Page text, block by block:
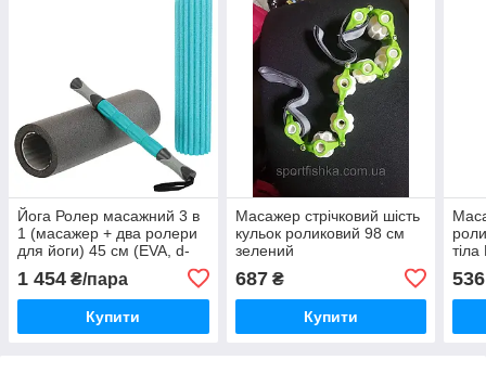
Йога Ролер масажний 3 в
1 (масажер + два ролери
для йоги) 45 см (EVA, d-
жовтогарячий)
1 454 ₴/пара
Купити
Масажер стрічковий шість
кульок роликовий 98 см
зелений
687₴
Купити
536